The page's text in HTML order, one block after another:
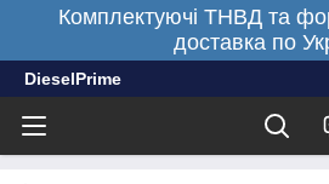
Комплектуючі ТНВД та
доставка по
DieselPrime